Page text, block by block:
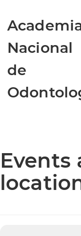
Nacional
de
Events